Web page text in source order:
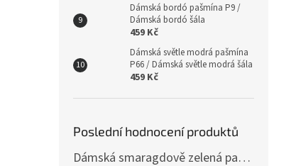
Dámská bordó pašmína P9 /
Dámská bordó šála
459 Kč
Dámská světle modrá pašmína
P66 / Dámská světle modrá šála
459 Kč
Poslední hodnocení produktů
Dámská smaragdově zelená pašmína P81 / Dámská smaragdově zelená šála